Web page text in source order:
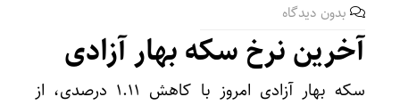
بدون دیدگاه
آخرین نرخ سکه بهار آزادی
سکه بهار آزادی امروز با کاهش ۱.۱۱ درصدی، از